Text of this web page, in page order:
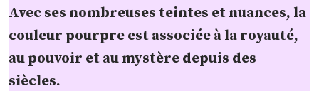
Avec ses nombreuses teintes et nuances, la
couleur pourpre est associée à la royauté,
au pouvoir et au mystère depuis des
siècles.